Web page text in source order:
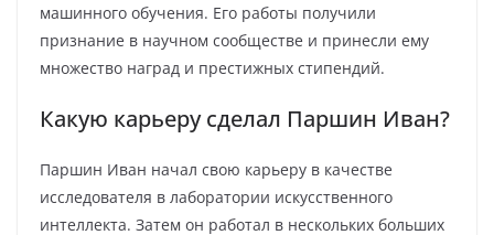
машинного обучения. Его работы получили
признание в научном сообществе и принесли ему
множество наград и престижных стипендий.
Какую карьеру сделал Паршин Иван?
Паршин Иван начал свою карьеру в качестве
исследователя в лаборатории искусственного
интеллекта. Затем он работал в нескольких больших